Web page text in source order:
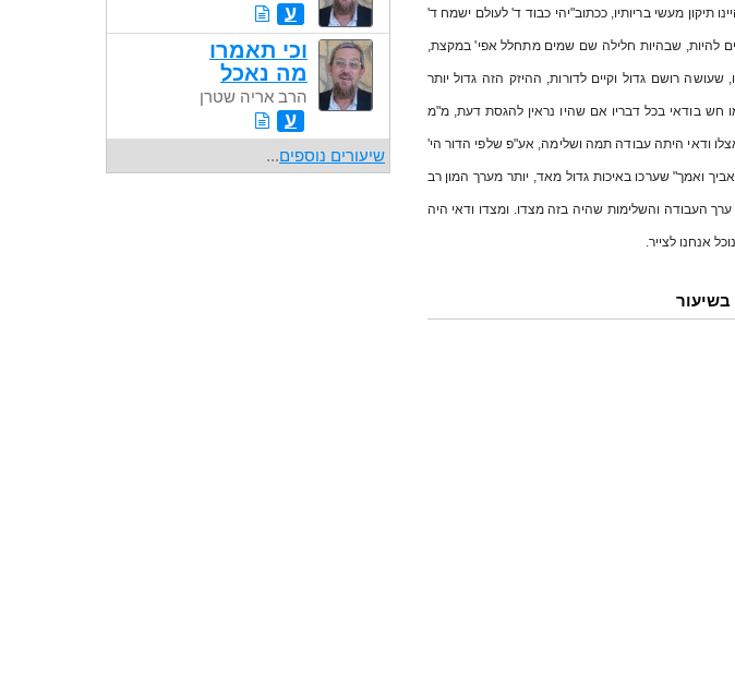
תיקון מעשי בריותיו, ככתוב"יהי כבוד ד' לעולם ישמח ד'
להיות, שבהיות חלילה שם שמים מתחלל אפי' במקצת,
רושם גדול וקיים לדורות, ההיזק הזה גדול יותר
בודאי בכל דבריו אם שהיו נראין להגסת דעת, מ"מ
ודאי היתה עבודה תמה ושלימה, אע"פ שלפי הדור הי'
ואמך" שערכו באיכות גדול מאד, יותר מערך המון רב
העבודה והשלימות שהיה בזה מצדו. ומצדו ודאי היה
אנחנו לצייר.
בשיעור
ע
וכי תאמרו
מה נאכל
הרב אריה שטרן
ע
שיעורים נוספים...